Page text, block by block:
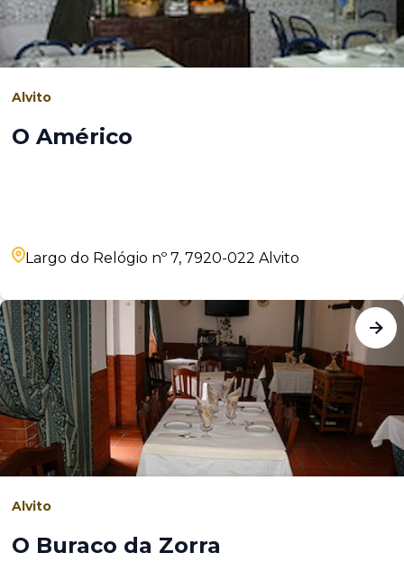
Alvito
O Américo
Largo do Relógio nº 7, 7920-022 Alvito
Alvito
O Buraco da Zorra